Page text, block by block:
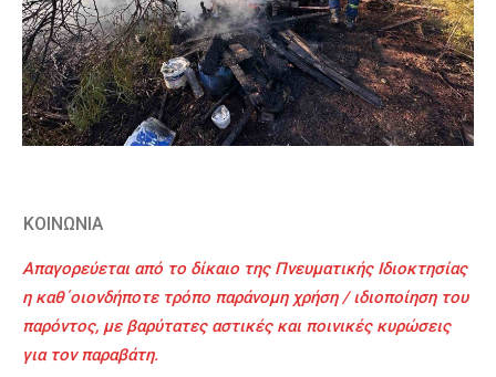
ΚΟΙΝΩΝΙΑ
Απαγορεύεται από το δίκαιο της Πνευματικής Ιδιοκτησίας
η καθ΄οιονδήποτε τρόπο παράνομη χρήση / ιδιοποίηση του
παρόντος, με βαρύτατες αστικές και ποινικές κυρώσεις
για τον παραβάτη.